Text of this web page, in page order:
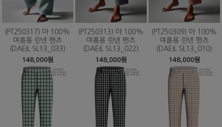
(PT250317) 마 100%
여름용 린넨 팬츠
(DAEIL SL13_033)
148,000원
(PT250313) 마 100%
여름용 린넨 팬츠
(DAEIL SL13_022)
148,000원
(PT250309) 마 100%
여름용 린넨 팬츠
(DAEIL SL13_010)
148,000원